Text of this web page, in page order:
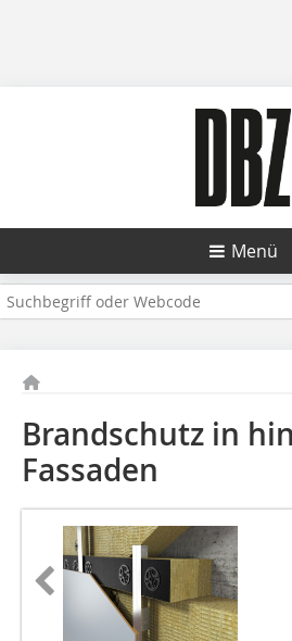
Menü
Brandschutz in
Fassaden